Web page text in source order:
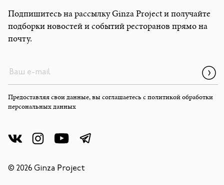
Подпишитесь на рассылку Ginza Project и получайте
подборки новостей и событий ресторанов прямо на
почту.
Предоставляя свои данные, вы соглашаетесь с политикой обработки
персональных данных
© 2026 Ginza Project